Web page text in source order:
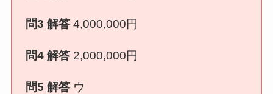
問3 解答 4,000,000円
問4 解答 2,000,000円
問5 解答 ウ